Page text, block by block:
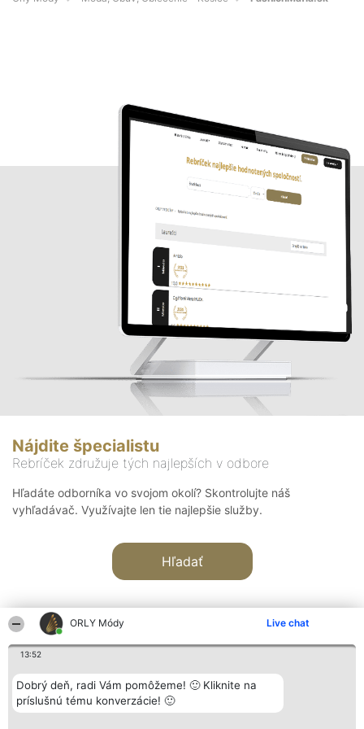
ORLY Módy Live chat
13:52
Dobrý deň, radi Vám pomôžeme! 🙂 Kliknite na
príslušnú tému konverzácie! 🙂
Nájdite špecialistu
Rebríček združuje tých najlepších v odbore
Hľadáte odborníka vo svojom okolí? Skontrolujte náš
vyhľadávač. Využívajte len tie najlepšie služby.
Hľadať
Organizátor hodnotenia
Bright Side Solutions sp. z o.
o. sp. k.
Hodnotenie
Laureáti
Lista
Kontakt
Kontakt